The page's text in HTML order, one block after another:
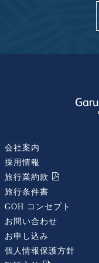
会社案内
採用情報
旅行業約款
旅行条件書
GOH コンセプト
お問い合わせ
お申し込み
個人情報保護方針